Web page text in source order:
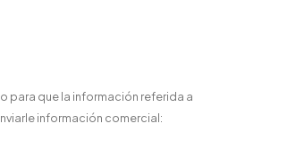
para que la información referida a
información comercial: